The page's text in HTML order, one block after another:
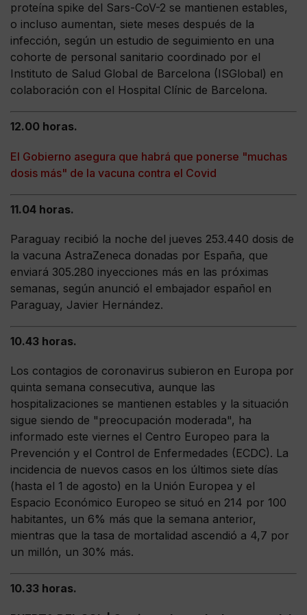
proteína spike del Sars-CoV-2 se mantienen estables,
o incluso aumentan, siete meses después de la
infección, según un estudio de seguimiento en una
cohorte de personal sanitario coordinado por el
Instituto de Salud Global de Barcelona (ISGlobal) en
colaboración con el Hospital Clínic de Barcelona.
12.00 horas.
El Gobierno asegura que habrá que ponerse "muchas
dosis más" de la vacuna contra el Covid
11.04 horas.
Paraguay recibió la noche del jueves 253.440 dosis de
la vacuna AstraZeneca donadas por España, que
enviará 305.280 inyecciones más en las próximas
semanas, según anunció el embajador español en
Paraguay, Javier Hernández.
10.43 horas.
Los contagios de coronavirus subieron en Europa por
quinta semana consecutiva, aunque las
hospitalizaciones se mantienen estables y la situación
sigue siendo de "preocupación moderada", ha
informado este viernes el Centro Europeo para la
Prevención y el Control de Enfermedades (ECDC). La
incidencia de nuevos casos en los últimos siete días
(hasta el 1 de agosto) en la Unión Europea y el
Espacio Económico Europeo se situó en 214 por 100
habitantes, un 6% más que la semana anterior,
mientras que la tasa de mortalidad ascendió a 4,7 por
un millón, un 30% más.
10.33 horas.